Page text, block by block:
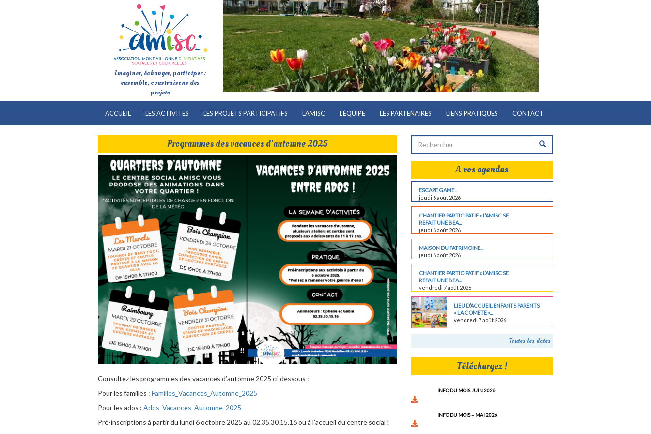
Imaginer, échanger, participer :
ensemble, construisons des
projets
ACCUEIL LES ACTIVITÉS LES PROJETS PARTICIPATIFS L’AMISC L’ÉQUIPE LES PARTENAIRES LIENS PRATIQUES CONTACT
Programmes des vacances d’automne 2025
Consultez les programmes des vacances d’automne 2025 ci-dessous :
Pour les familles : Familles_Vacances_Automne_2025
Pour les ados : Ados_Vacances_Automne_2025
Pré-inscriptions à partir du lundi 6 octobre 2025 au 02.35.30.15.16 ou à l’accueil du centre social !
A vos agendas
ESCAPE GAME...
jeudi 6 août 2026
CHANTIER PARTICIPATIF « L’AMISC SE
REFAIT UNE BEA...
jeudi 6 août 2026
MAISON DU PATRIMOINE...
jeudi 6 août 2026
CHANTIER PARTICIPATIF « L’AMISC SE
REFAIT UNE BEA...
vendredi 7 août 2026
LIEU D’ACCUEIL ENFANTS PARENTS
« LA COMÈTE »...
vendredi 7 août 2026
Toutes les dates
Téléchargez !
INFO DU MOIS JUIN 2026
INFO DU MOIS – MAI 2026